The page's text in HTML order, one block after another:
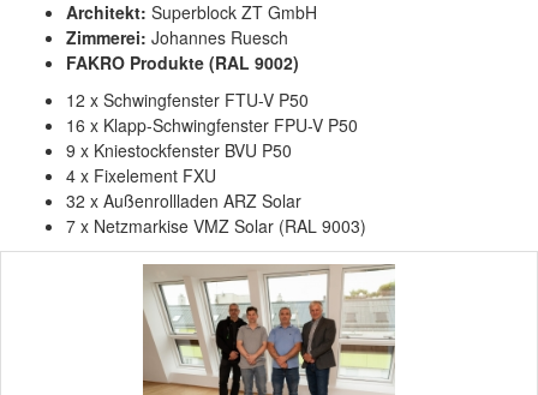
Architekt: Superblock ZT GmbH
Zimmerei: Johannes Ruesch
FAKRO Produkte (RAL 9002)
12 x Schwingfenster FTU-V P50
16 x Klapp-Schwingfenster FPU-V P50
9 x Kniestockfenster BVU P50
4 x Fixelement FXU
32 x Außenrollladen ARZ Solar
7 x Netzmarkise VMZ Solar (RAL 9003)